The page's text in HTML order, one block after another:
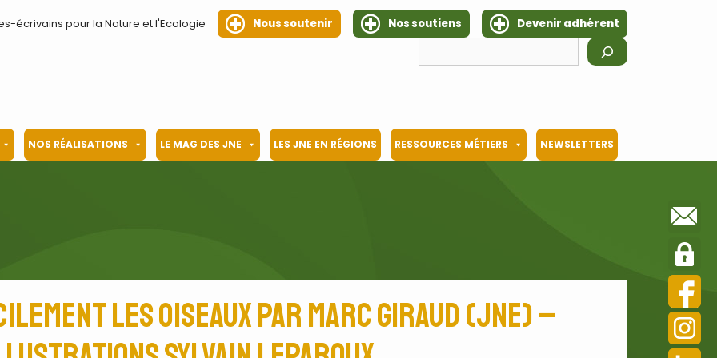
écrivains pour la Nature et l'Ecologie Nous soutenir Nos soutiens
Devenir adhérent
NOS RÉALISATIONS LE MAG DES JNE LES JNE EN RÉGIONS RESSOURCES MÉTIERS NEWSLETTERS
les oiseaux par Marc Giraud (JNE) –